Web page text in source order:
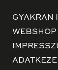
GYAKRAN
WEBSHOP